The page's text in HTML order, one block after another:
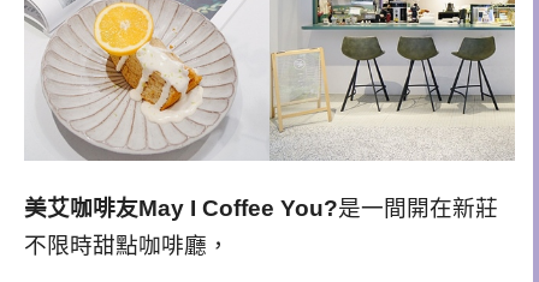
美艾咖啡友May I Coffee You?是一間開在新莊
不限時甜點咖啡廳，